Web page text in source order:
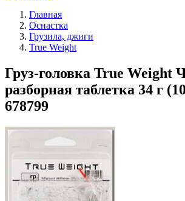
Главная
Оснастка
Грузила, джиги
True Weight
Груз-головка True Weight
разборная таблетка 34 г
678799